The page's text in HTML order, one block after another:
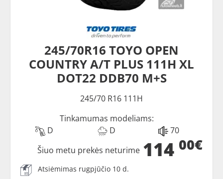
245/70R16 TOYO OPEN
COUNTRY A/T PLUS 111H XL
DOT22 DDB70 M+S
245/70 R16 111H
Tinkamumas modeliams:
D
D 70
114 00€
Šiuo metu prekės neturime
Atsiėmimas rugpjūčio 10 d.